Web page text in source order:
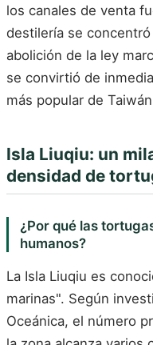
los canales de venta
destilería se
abolición de la ley
se convirtió de
más popular de
Isla Liuqiu: un
densidad de
¿Por qué las
humanos?
La Isla Liuqiu es
marinas". Según
Oceánica, el número